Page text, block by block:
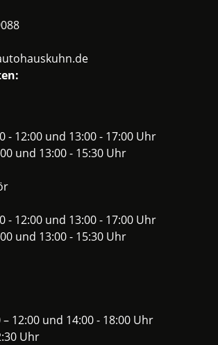
- 12:00 und 13:00 - 17:00 Uhr
und 13:00 - 15:30 Uhr
- 12:00 und 13:00 - 17:00 Uhr
und 13:00 - 15:30 Uhr
– 12:00 und 14:00 - 18:00 Uhr
Uhr